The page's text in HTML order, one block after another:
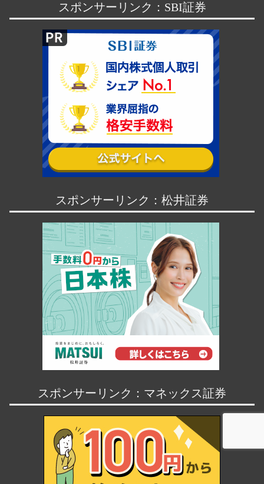
スポンサーリンク：SBI証券
スポンサーリンク：松井証券
スポンサーリンク：マネックス証券